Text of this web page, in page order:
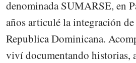
denominada SUMARSE, en
años articulé la integración
Republica Dominicana.
viví documentando historias,